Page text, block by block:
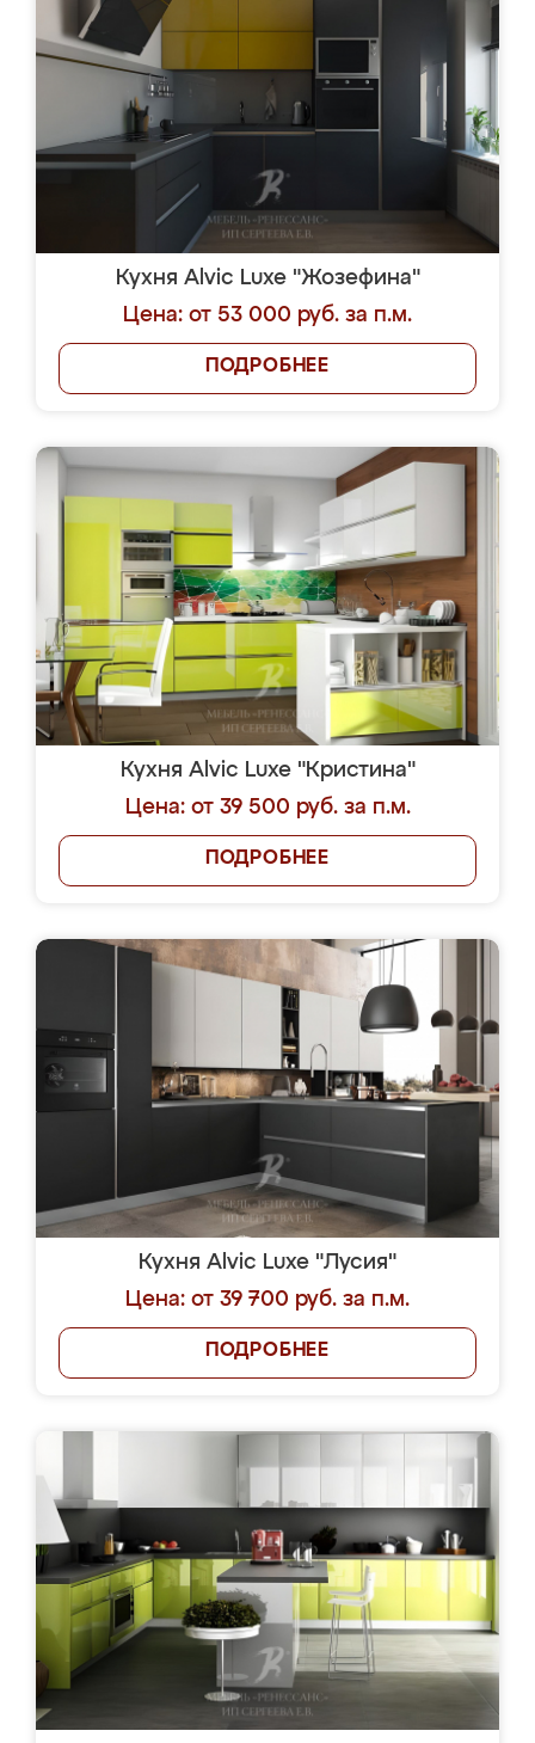
Кухня Alvic Luxe "Жозефина"
Цена: от 53 000 руб. за п.м.
ПОДРОБНЕЕ
Кухня Alvic Luxe "Кристина"
Цена: от 39 500 руб. за п.м.
ПОДРОБНЕЕ
Кухня Alvic Luxe "Лусия"
Цена: от 39 700 руб. за п.м.
ПОДРОБНЕЕ